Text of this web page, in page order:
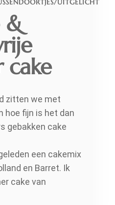
/UITGELICHT
&
cake
zitten we met
hoe fijn is het dan
gebakken cake
een cakemix
en Barret. Ik
cake van